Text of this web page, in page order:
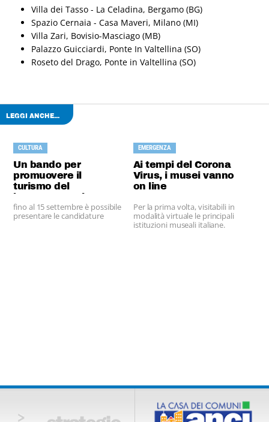
Villa dei Tasso - La Celadina, Bergamo (BG)
Spazio Cernaia - Casa Maveri, Milano (MI)
Villa Zari, Bovisio-Masciago (MB)
Palazzo Guicciardi, Ponte In Valtellina (SO)
Roseto del Drago, Ponte in Valtellina (SO)
LEGGI ANCHE...
CULTURA
Un bando per
promuovere il
turismo del
benessere nei
Comuni
fino al 15 settembre è possibile
presentare le candidature
EMERGENZA
Ai tempi del Corona
Virus, i musei vanno
on line
Per la prima volta, visitabili in
modalità virtuale le principali
istituzioni museali italiane.